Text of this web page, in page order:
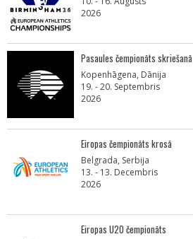
2026
Pasaules čempionāts skriešanā
Kopenhāgena, Dānija
19. - 20. Septembris
2026
Eiropas čempionāts krosā
Belgrada, Serbija
13. - 13. Decembris
2026
Eiropas U20 čempionāts